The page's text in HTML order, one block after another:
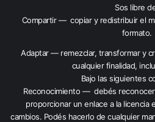
Sos libre
Compartir — copiar y redistribuir el
formato.
Adaptar — remezclar, transformar y
cualquier finalidad,
Bajo las siguientes
Reconocimiento — debés
proporcionar un enlace a la licencia
cambios. Podés hacerlo de cualquier